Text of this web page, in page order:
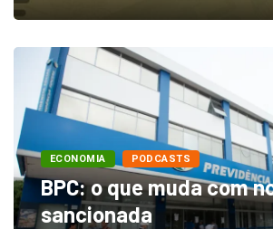
ECONOMIA PODCASTS
BPC: o que muda com
sancionada